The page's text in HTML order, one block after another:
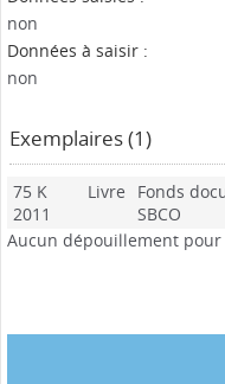
non
Données à saisir :
non
Exemplaires (1)
75 K
2011
Livre
Fonds
SBCO
Aucun dépouillement